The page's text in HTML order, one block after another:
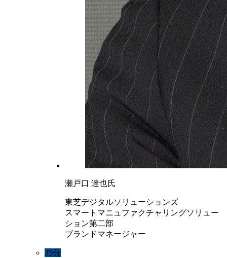
瀬戸口 達也氏
東芝デジタルソリューションズ
スマートマニュファクチャリングソリュー
ション第二部
ブランドマネージャー
25分